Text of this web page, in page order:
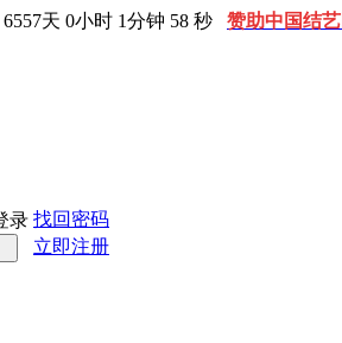
天 0小时 1分钟 59 秒 赞助中国结艺
录 找回密码
立即注册